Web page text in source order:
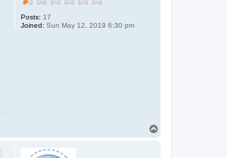
o
Posts: 17
Joined: Sun May 12, 2019 6:30 pm